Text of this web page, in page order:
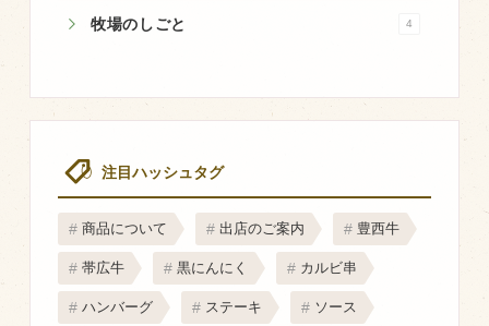
牧場のしごと 4
注目ハッシュタグ
商品について 出店のご案内 豊西牛
帯広牛 黒にんにく カルビ串
ハンバーグ ステーキ ソース
食肉加工場を新設
業務管理体制
ＢtoＢ受発注システム
瑕疵とは